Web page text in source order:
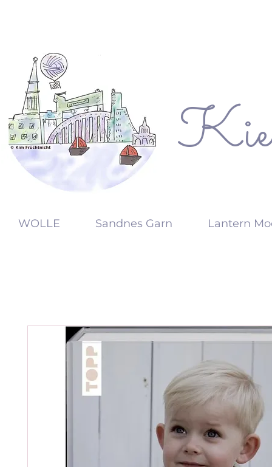
KW
WOLLE Sandnes Garn Lantern